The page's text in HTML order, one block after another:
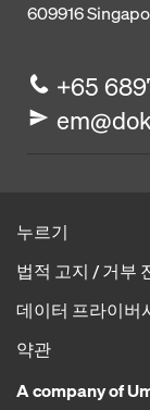
609916
+65
누르기
법적 고지 / 거부
데이터 프라이버
약관
A company of